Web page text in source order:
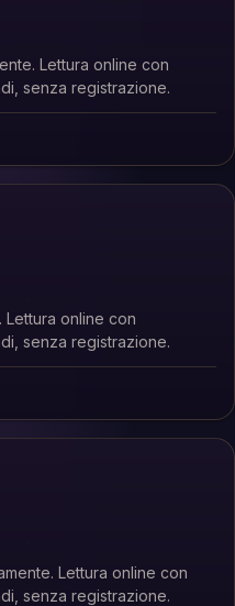
Lettura online con
senza registrazione.
Lettura online con
senza registrazione.
Lettura online con
senza registrazione.